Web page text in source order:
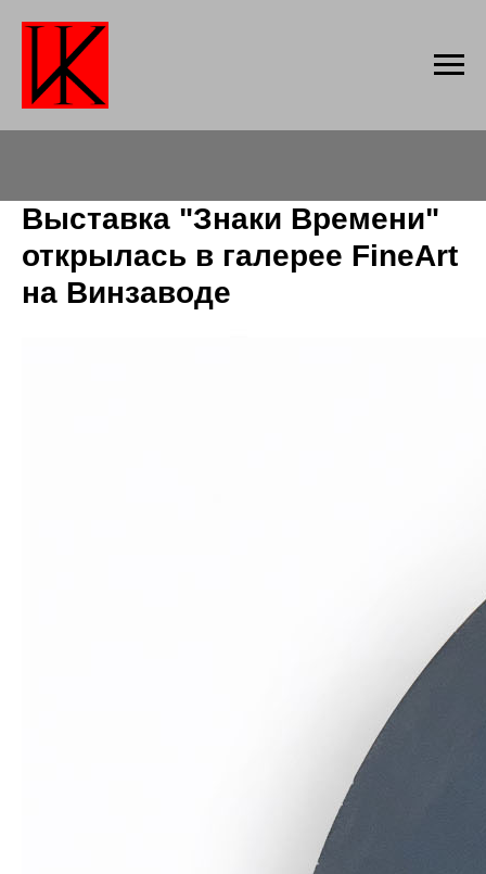
Выставка "Знаки Времени"
открылась в галерее FineArt
на Винзаводе